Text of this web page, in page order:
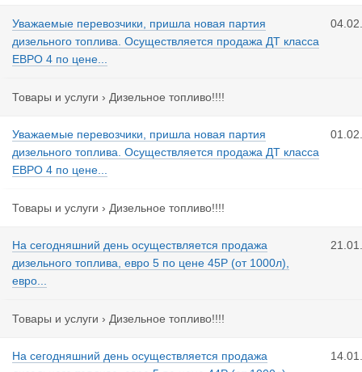
Уважаемые перевозчики, пришла новая партия
дизельного топлива. Осуществляется продажа ДТ класса
ЕВРО 4 по цене...
Товары и услуги › Дизельное топливо!!!!
Уважаемые перевозчики, пришла новая партия
дизельного топлива. Осуществляется продажа ДТ класса
ЕВРО 4 по цене...
Товары и услуги › Дизельное топливо!!!!
На сегодняшний день осуществляется продажа
дизельного топлива, евро 5 по цене 45Р (от 1000л),
евро...
Товары и услуги › Дизельное топливо!!!!
На сегодняшний день осуществляется продажа